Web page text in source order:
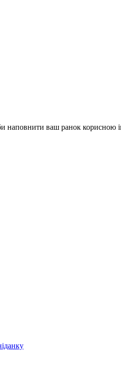
наповнити ваш ранок